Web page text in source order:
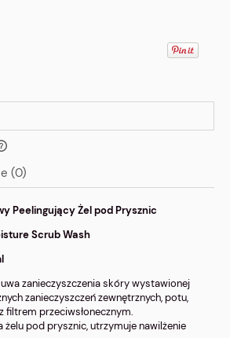
kosztów płatności
(0)
Peelingujący Żel pod Prysznic
Scrub Wash
zanieczyszczenia skóry wystawionej
zanieczyszczeń zewnętrznych, potu,
filtrem przeciwsłonecznym.
żelu pod prysznic, utrzymuje nawilżenie